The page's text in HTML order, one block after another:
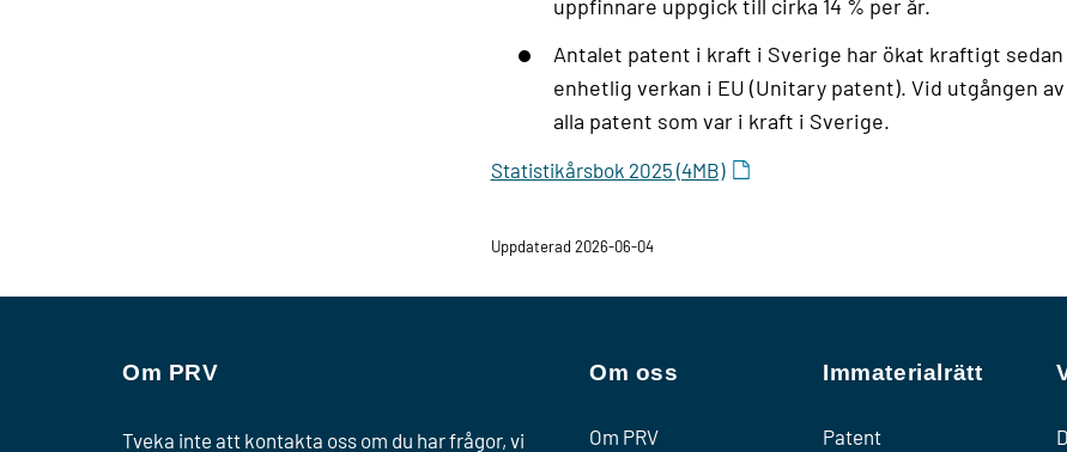
uppfinnare uppgick till cirka 14 % per år.
Antalet patent i kraft i Sverige har ökat kraftigt
enhetlig verkan i EU (Unitary patent). Vid utgången
alla patent som var i kraft i Sverige.
Statistikårsbok 2025 (4MB)
Uppdaterad 2026-06-04
Om PRV
Tveka inte att kontakta oss om du har frågor, vi
Om oss
Om PRV
Immaterialrätt
Patent